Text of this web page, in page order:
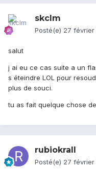
skclm
Posté(e) 27 février
salut
j ai eu ce cas suite a un
s éteindre LOL pour
plus de souci.
tu as fait quelque chose
rubiokrall
Posté(e) 27 février